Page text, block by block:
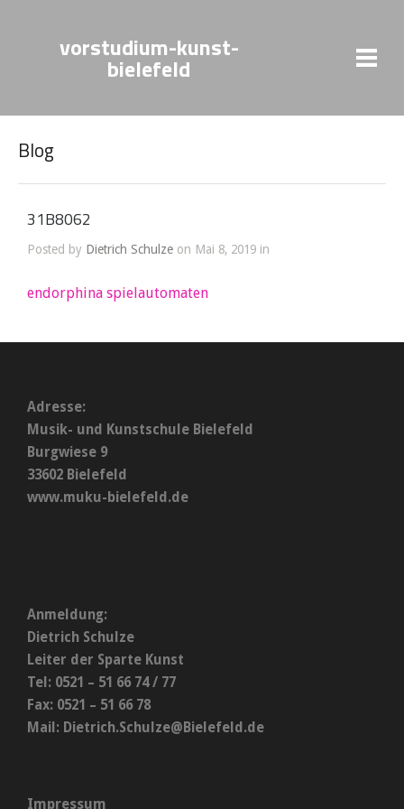
vorstudium-kunst-
bielefeld
Blog
31B8062
Posted by Dietrich Schulze on Mai 8, 2019 in
endorphina spielautomaten
Adresse:
Musik- und Kunstschule Bielefeld
Burgwiese 9
33602 Bielefeld
www.muku-bielefeld.de
Anmeldung:
Dietrich Schulze
Leiter der Sparte Kunst
Tel: 0521 – 51 66 74 / 77
Fax: 0521 – 51 66 78
Mail: Dietrich.Schulze@Bielefeld.de
Impressum